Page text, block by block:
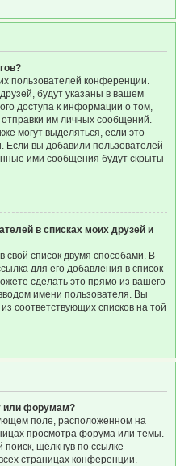
пользователей конференции.
будут указаны в вашем
доступа к информации о том,
отправки им личных сообщений.
могут выделяться, если это
вы добавили пользователей
ими сообщения будут скрыты
в списках моих друзей и
свой список двумя способами. В
для его добавления в список
сделать это прямо из вашего
имени пользователя. Вы
соответствующих списков на той
или форумам?
поле, расположенном на
просмотра форума или темы.
щёлкнув по ссылке
страницах конференции.